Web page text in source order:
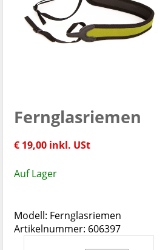
Fernglasriemen
€ 19,00 inkl. USt
Auf Lager
Modell: Fernglasriemen
Artikelnummer: 606397